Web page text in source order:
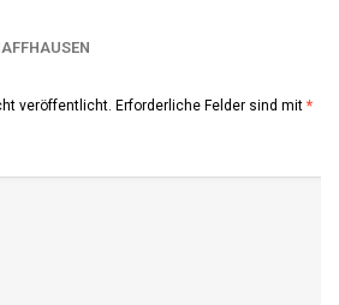
veröffentlicht. Erforderliche Felder sind mit *